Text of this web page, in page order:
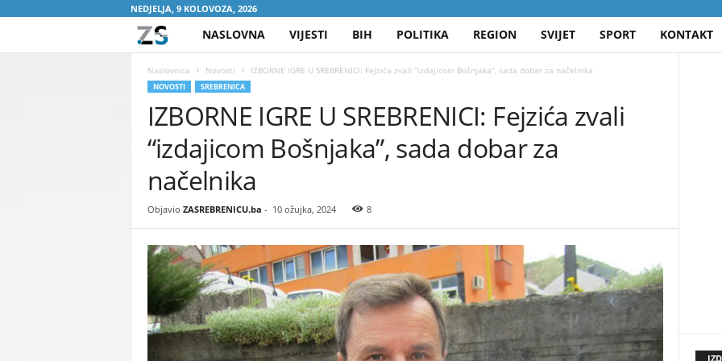
NEDJELJA, 9 KOLOVOZA, 2026
A
S
E
B
R
E
N
NASLOVNA VIJESTI BIH POLITIKA REGION SVIJET SPORT KONTAKT
Naslovnica Novosti IZBORNE IGRE U SREBRENICI: Fejzića zvali “izdajicom Bošnjaka”, sada dobar za načelnika
NOVOSTI SREBRENICA
IZBORNE IGRE U SREBRENICI: Fejzića zvali
“izdajicom Bošnjaka”, sada dobar za
načelnika
Objavio ZASREBRENICU.ba - 10 ožujka, 2024 8